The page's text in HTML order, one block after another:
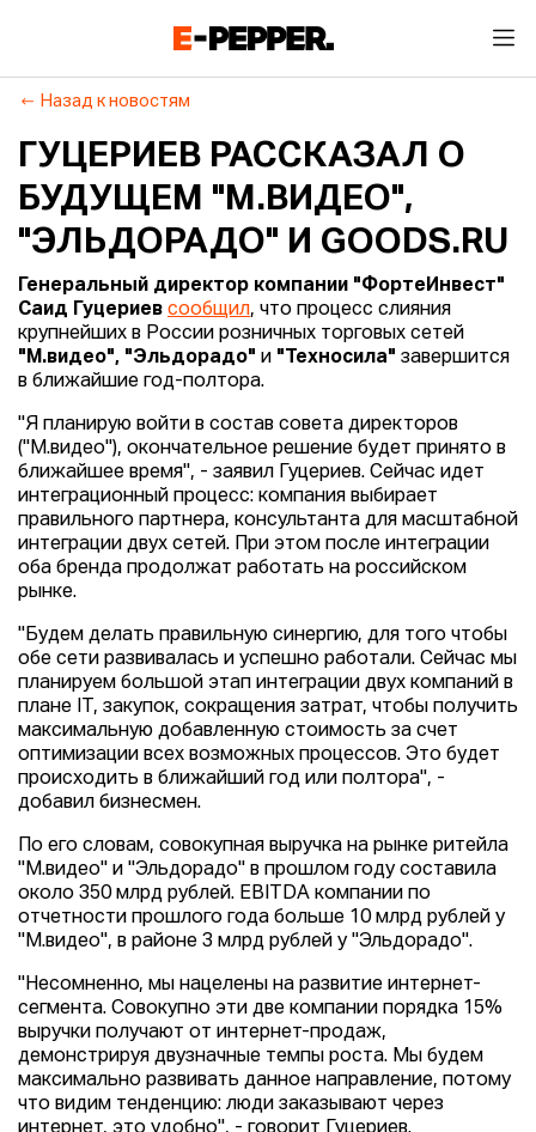
Назад к новостям
ГУЦЕРИЕВ РАССКАЗАЛ О
БУДУЩЕМ "М.ВИДЕО",
"ЭЛЬДОРАДО" И GOODS.RU
Генеральный директор компании "ФортеИнвест"
Саид Гуцериев сообщил, что процесс слияния
крупнейших в России розничных торговых сетей
"М.видео", "Эльдорадо" и "Техносила" завершится
в ближайшие год-полтора.
"Я планирую войти в состав совета директоров
("М.видео"), окончательное решение будет принято в
ближайшее время", - заявил Гуцериев. Сейчас идет
интеграционный процесс: компания выбирает
правильного партнера, консультанта для масштабной
интеграции двух сетей. При этом после интеграции
оба бренда продолжат работать на российском
рынке.
"Будем делать правильную синергию, для того чтобы
обе сети развивалась и успешно работали. Сейчас мы
планируем большой этап интеграции двух компаний в
плане IT, закупок, сокращения затрат, чтобы получить
максимальную добавленную стоимость за счет
оптимизации всех возможных процессов. Это будет
происходить в ближайший год или полтора", -
добавил бизнесмен.
По его словам, совокупная выручка на рынке ритейла
"М.видео" и "Эльдорадо" в прошлом году составила
около 350 млрд рублей. EBITDA компании по
отчетности прошлого года больше 10 млрд рублей у
"М.видео", в районе 3 млрд рублей у "Эльдорадо".
"Несомненно, мы нацелены на развитие интернет-
сегмента. Совокупно эти две компании порядка 15%
выручки получают от интернет-продаж,
демонстрируя двузначные темпы роста. Мы будем
максимально развивать данное направление, потому
что видим тенденцию: люди заказывают через